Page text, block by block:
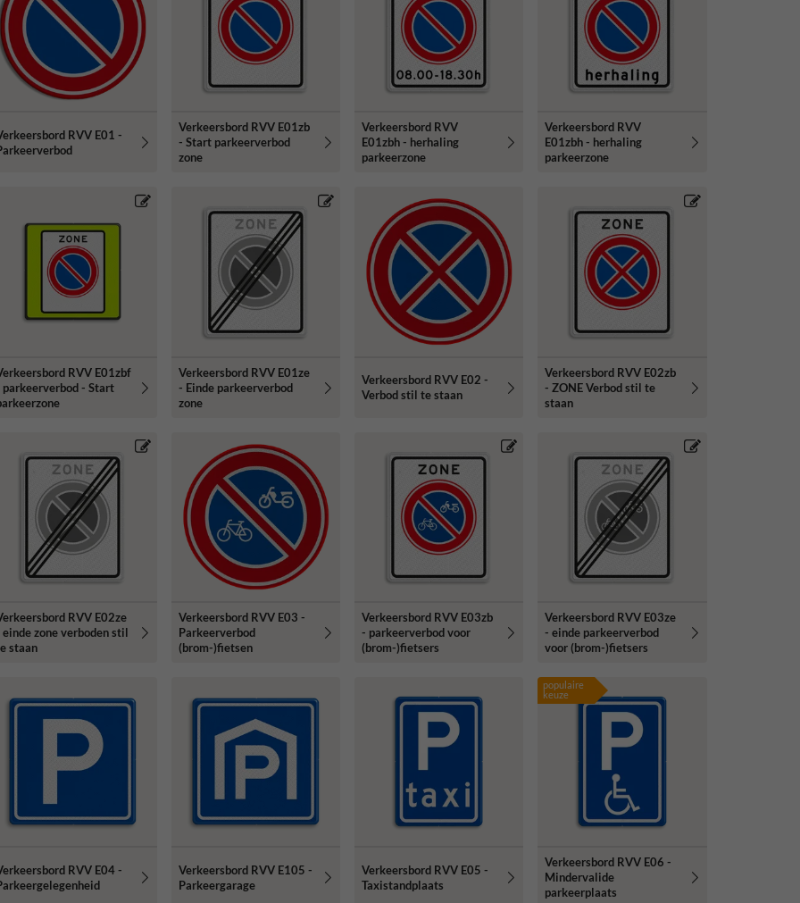
RVV E01 -
Verkeersbord RVV E01zb
- Start parkeerverbod
zone
Verkeersbord RVV
E01zbh - herhaling
parkeerzone
Verkeersbord RVV
E01zbh - herhaling
parkeerzone
RVV E01zbf
parkeerverbod - Start
Verkeersbord RVV E01ze
- Einde parkeerverbod
zone
Verkeersbord RVV E02 -
Verbod stil te staan
Verkeersbord RVV E02zb
- ZONE Verbod stil te
staan
RVV E02ze
einde zone verboden stil
staan
Verkeersbord RVV E03 -
Parkeerverbod
(brom-)fietsen
Verkeersbord RVV E03zb
- parkeerverbod voor
(brom-)fietsers
Verkeersbord RVV E03ze
- einde parkeerverbod
voor (brom-)fietsers
RVV E04 -
Verkeersbord RVV E105 -
Parkeergarage
Verkeersbord RVV E05 -
Taxistandplaats
populaire
keuze
Verkeersbord RVV E06 -
Mindervalide
parkeerplaats